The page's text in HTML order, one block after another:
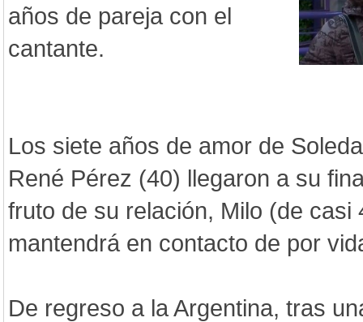
años de pareja con el
cantante.
Los siete años de amor de
René Pérez (40) llegaron a su
fruto de su relación, Milo (de casi
mantendrá en contacto de por
De regreso a la Argentina, tras